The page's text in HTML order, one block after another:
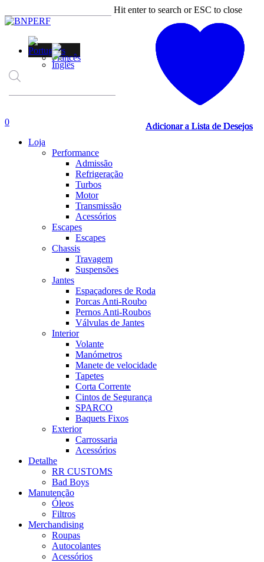
to
content
Hit enter to search or ESC to close
Close
account
0
Loja
Performance
Admissão
Refrigeração
Turbos
Motor
Transmissão
Acessórios
Escapes
Escapes
Chassis
Travagem
Suspensões
Jantes
Espaçadores de Roda
Porcas Anti-Roubo
Pernos Anti-Roubos
Válvulas de Jantes
Interior
Volante
Manómetros
Manete de velocidade
Tapetes
Corta Corrente
Cintos de Segurança
SPARCO
Baquets Fixos
Exterior
Carrossaria
Acessórios
Detalhe
RR CUSTOMS
Bad Boys
Manutenção
Óleos
Filtros
Merchandising
Roupas
Autocolantes
Acessórios
Adicionar a Lista de Desejos
Adicionar a Lista de Desejos
Adicionar a Lista de Desejos
Adicionar a Lista de Desejos